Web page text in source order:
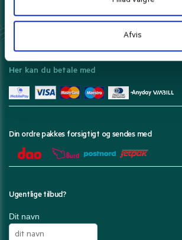
Afvis
Danmarks bedste priser leveret til dig.Læs mere
Her kan du betale med
Din ordre pakkes forsigtigt og sendes med
Ugentlige tilbud?
Dit navn